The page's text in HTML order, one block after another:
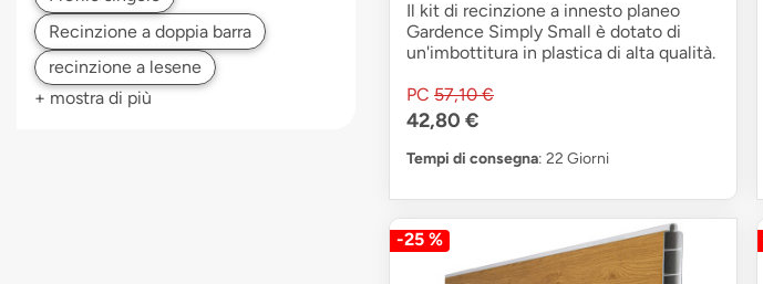
+ mostra di più
Il kit di recinzione a innesto planeo
Gardence Simply Small è dotato di
un'imbottitura in plastica di alta qualità.
PC 57,10 €
42,80 €
Tempi di consegna: 22 Giorni
-25 %